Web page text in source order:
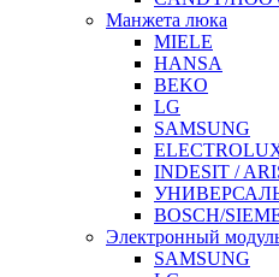
Манжета люка
MIELE
HANSA
BEKO
LG
SAMSUNG
INDESIT /
BOSCH/
Электронный
SAMSUNG